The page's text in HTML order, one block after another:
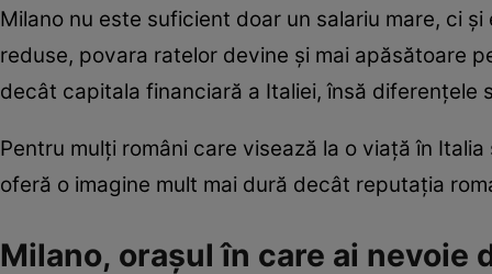
Milano nu este suficient doar un salariu mare, ci
reduse, povara ratelor devine și mai apăsătoare
decât capitala financiară a Italiei, însă diferențele
Pentru mulți români care visează la o viață în
oferă o imagine mult mai dură decât reputația
Milano, orașul în care ai nevoie